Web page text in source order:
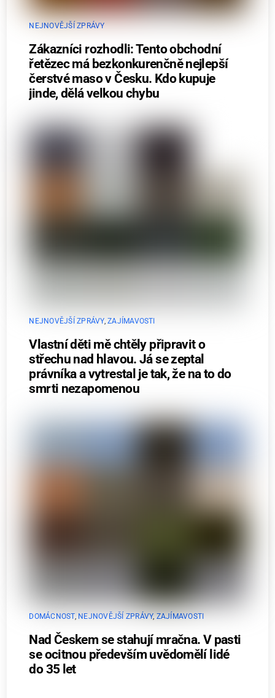
NEJNOVĚJŠÍ ZPRÁVY
Zákazníci rozhodli: Tento obchodní
řetězec má bezkonkurenčně nejlepší
čerstvé maso v Česku. Kdo kupuje
jinde, dělá velkou chybu
NEJNOVĚJŠÍ ZPRÁVY,ZAJÍMAVOSTI
Vlastní děti mě chtěly připravit o
střechu nad hlavou. Já se zeptal
právníka a vytrestal je tak, že na to do
smrti nezapomenou
DOMÁCNOST, NEJNOVĚJŠÍ ZPRÁVY, ZAJÍMAVOSTI
Nad Českem se stahují mračna. V pasti
se ocitnou především uvědomělí lidé
do 35 let